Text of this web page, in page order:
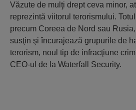
Văzute de mulţi drept ceva minor,
reprezintă viitorul terorismului.
precum Coreea de Nord sau
susţin şi încurajează grupurile de
terorism, noul tip de infracţiune
CEO-ul de la Waterfall Security.